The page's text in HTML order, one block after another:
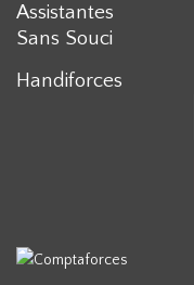
Assistantes
Sans Souci
Handiforces